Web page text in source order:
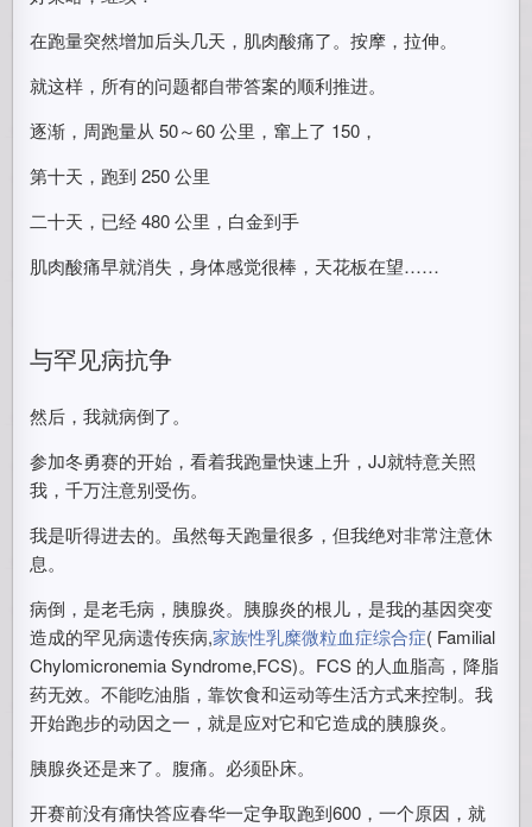
在跑量突然增加后头几天，肌肉酸痛了。按摩，拉伸。
就这样，所有的问题都自带答案的顺利推进。
逐渐，周跑量从 50～60 公里，窜上了 150，
第十天，跑到 250 公里
二十天，已经 480 公里，白金到手
肌肉酸痛早就消失，身体感觉很棒，天花板在望……
与罕见病抗争
然后，我就病倒了。
参加冬勇赛的开始，看着我跑量快速上升，JJ就特意关照
我，千万注意别受伤。
我是听得进去的。虽然每天跑量很多，但我绝对非常注意休
息。
病倒，是老毛病，胰腺炎。胰腺炎的根儿，是我的基因突变
造成的罕见病遗传疾病,家族性乳糜微粒血症综合症( Familial
Chylomicronemia Syndrome,FCS)。FCS 的人血脂高，降脂
药无效。不能吃油脂，靠饮食和运动等生活方式来控制。我
开始跑步的动因之一，就是应对它和它造成的胰腺炎。
胰腺炎还是来了。腹痛。必须卧床。
开赛前没有痛快答应春华一定争取跑到600，一个原因，就